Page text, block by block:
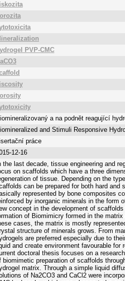
PVP-CMC
a na podnět reagující
and Stimuli Responsive
práce
12-16
the last decade, tissue engineering and
on scaffolds which have a three
of tissue. Depending on the
can be prepared for both hard and
represented by bone composites
by inorganic minerals in the form
concept in the development of
of Biomimicry formed in the
cases, the matrix is mostly
structure of minerals grows. From
are preferred especially due to
and create environment favourable
doctoral thesis focuses on a
biomimetic preparation of scaffolds
matrix. Through a simple liquid
of Na2CO3 and CaCl2 were